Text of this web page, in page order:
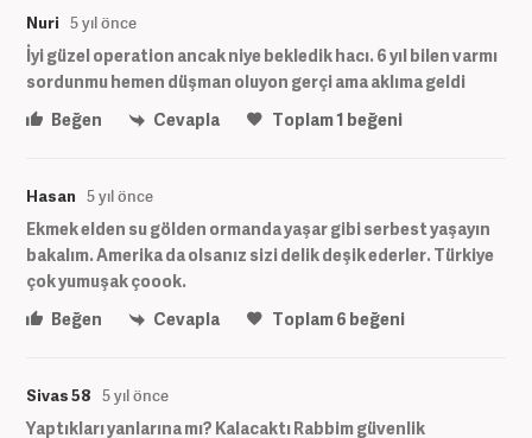
Nuri 5 yıl önce
İyi güzel operation ancak niye bekledik hacı. 6 yıl bilen varmı
sordunmu hemen düşman oluyon gerçi ama aklıma geldi
Beğen
Cevapla Toplam1 beğeni
Hasan 5 yıl önce
Ekmek elden su gölden ormanda yaşar gibi serbest yaşayın
bakalım. Amerika da olsanız sizi delik deşik ederler. Türkiye
çok yumuşak çoook.
Beğen
Cevapla Toplam6 beğeni
Sivas 58 5 yıl önce
Yaptıkları yanlarına mı? Kalacaktı Rabbim güvenlik